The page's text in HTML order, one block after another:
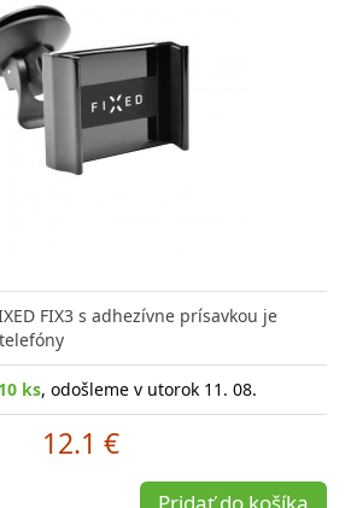
FIX3 s adhezívne prísavkou je
ks, odošleme v utorok 11. 08.
12.1 €
Pridať do košíka